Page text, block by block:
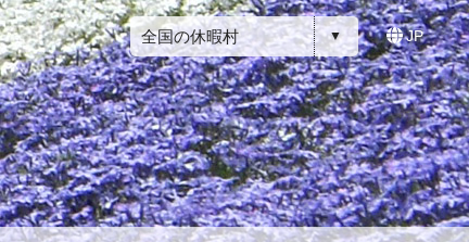
全国の休暇村 JP